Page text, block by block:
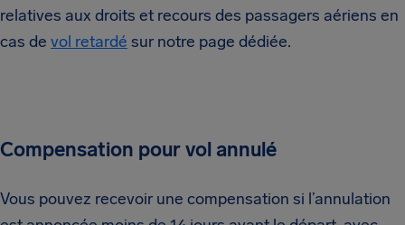
relatives aux droits et recours des passagers aériens en
cas de vol retardé sur notre page dédiée.
Compensation pour vol annulé
Vous pouvez recevoir une compensation si l’annulation